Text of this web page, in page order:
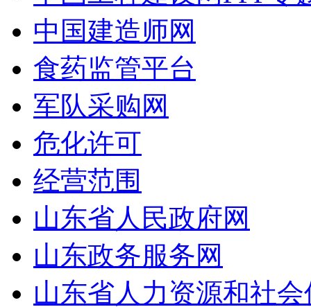
中国建造师网
食药监管平台
军队采购网
危化许可
经营范围
山东省人民政府网
山东政务服务网
山东省人力资源和社